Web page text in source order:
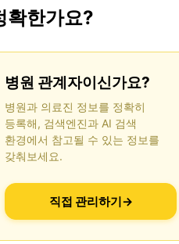
확한가요?
병원 관계자이신가요?
병원과 의료진 정보를 정확히
등록해, 검색엔진과 AI 검색
환경에서 참고될 수 있는 정보를
갖춰보세요.
직접 관리하기→